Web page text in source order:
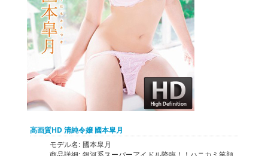
高画質HD 清純令嬢 國本皐月
モデル名: 國本皐月